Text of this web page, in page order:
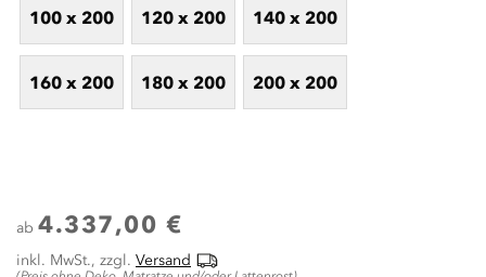
100 x 200 120 x 200 140 x 200
160 x 200 180 x 200 200 x 200
ab 4.337,00 €
inkl. MwSt., zzgl. Versand